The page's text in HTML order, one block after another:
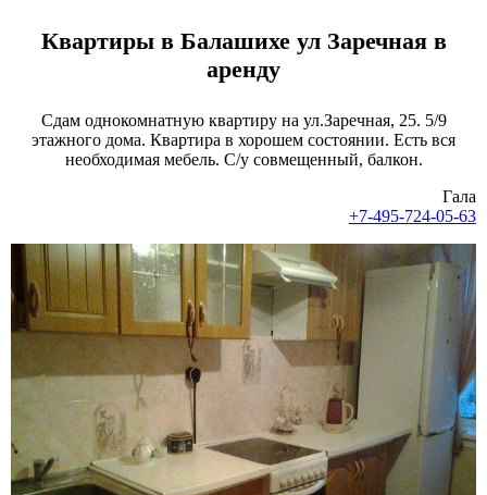
Квартиры в Балашихе ул Заречнаяв
аренду
Сдам однокомнатную квартиру на ул.Заречная, 25. 5/9
этажного дома. Квартира в хорошем состоянии. Есть вся
необходимая мебель. С/у совмещенный, балкон.
Гала
+7-495-724-05-63